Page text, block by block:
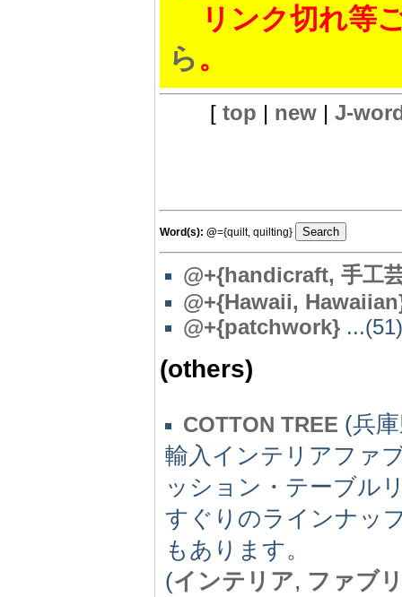
リンク切れ等
ら。
[ top | new| J-
Word(s): @={quilt, quilting}
@+{handicraft, 手工
@+{Hawaii,
@+{patchwork} ...(51)
(others)
COTTON TREE (兵
輸入インテリアファ
ッション・テーブル
すぐりのラインナッ
もあります。
(インテリア, ファブ